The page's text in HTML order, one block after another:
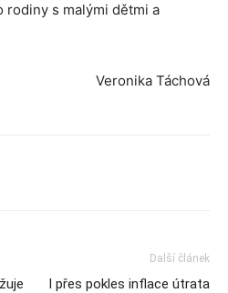
rodiny s malými dětmi a
Veronika Táchová
Další článek
I přes pokles inflace útrata